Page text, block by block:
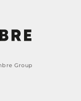
Group